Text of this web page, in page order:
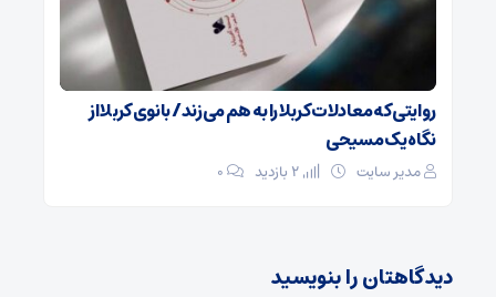
روایتی که معادلات کربلا را به هم می‌زند/ بانوی کربلا از
نگاه یک مسیحی
مدیر سایت ۰
دیدگاهتان را بنویسید